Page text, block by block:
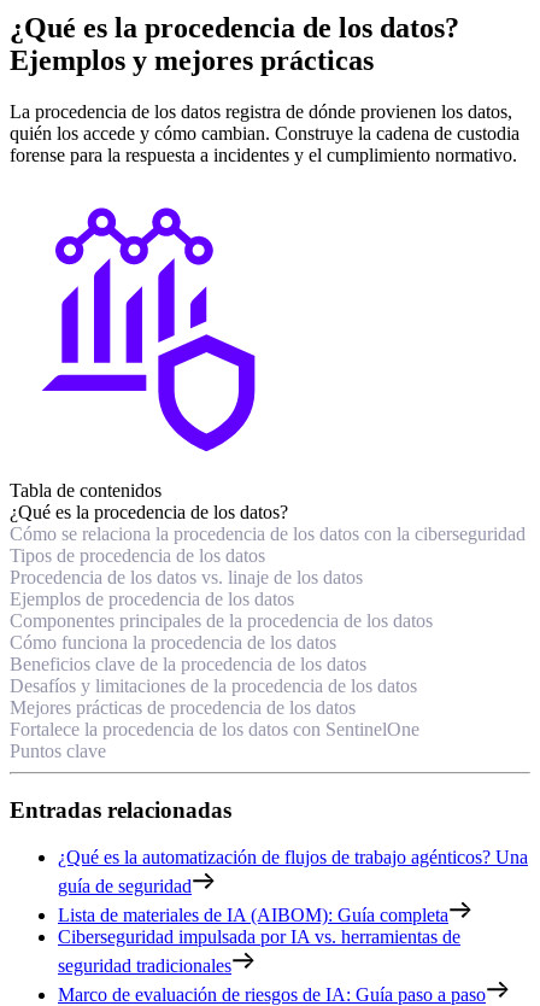
¿Qué es la procedencia de los datos?
Ejemplos y mejores prácticas
La procedencia de los datos registra de dónde provienen los datos,
quién los accede y cómo cambian. Construye la cadena de custodia
forense para la respuesta a incidentes y el cumplimiento normativo.
Tabla de contenidos
¿Qué es la procedencia de los datos?
Cómo se relaciona la procedencia de los datos con la ciberseguridad
Tipos de procedencia de los datos
Procedencia de los datos vs. linaje de los datos
Ejemplos de procedencia de los datos
Componentes principales de la procedencia de los datos
Cómo funciona la procedencia de los datos
Beneficios clave de la procedencia de los datos
Desafíos y limitaciones de la procedencia de los datos
Mejores prácticas de procedencia de los datos
Fortalece la procedencia de los datos con SentinelOne
Puntos clave
Entradas relacionadas
¿Qué es la automatización de flujos de trabajo agénticos? Una
guía de seguridad
Lista de materiales de IA (AIBOM): Guía completa
Ciberseguridad impulsada por IA vs. herramientas de
seguridad tradicionales
Marco de evaluación de riesgos de IA: Guía paso a paso